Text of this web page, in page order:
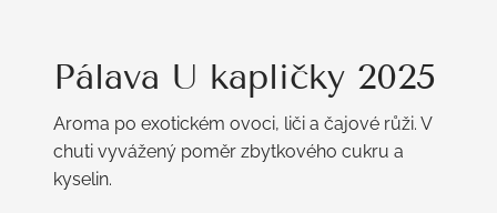
Pálava U kapličky 2025
Aroma po exotickém ovoci, liči a čajové růži. V
chuti vyvážený poměr zbytkového cukru a
kyselin.